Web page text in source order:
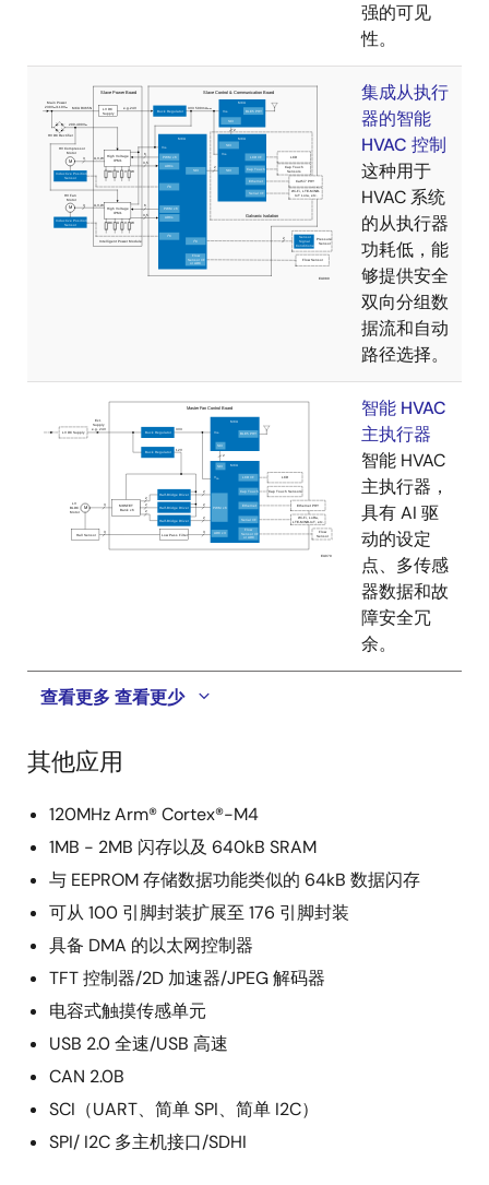
强的可见
性。
集成从执行
器的智能
HVAC 控制
这种用于
HVAC 系统
的从执行器
功耗低，能
够提供安全
双向分组数
据流和自动
路径选择。
智能 HVAC
主执行器
智能 HVAC
主执行器，
具有 AI 驱
动的设定
点、多传感
器数据和故
障安全冗
余。
查看更多查看更少
其他应用
120MHz Arm® Cortex®-M4
1MB - 2MB 闪存以及 640kB SRAM
与 EEPROM 存储数据功能类似的 64kB 数据闪存
可从 100 引脚封装扩展至 176 引脚封装
具备 DMA 的以太网控制器
TFT 控制器/2D 加速器/JPEG 解码器
电容式触摸传感单元
USB 2.0 全速/USB 高速
CAN 2.0B
SCI（UART、简单 SPI、简单 I2C）
SPI/ I2C 多主机接口/SDHI